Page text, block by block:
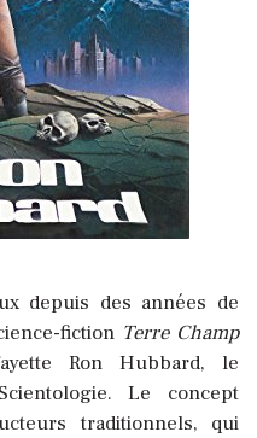
depuis des années de
fiction Terre Champ
Ron Hubbard, le
Le concept
traditionnels, qui